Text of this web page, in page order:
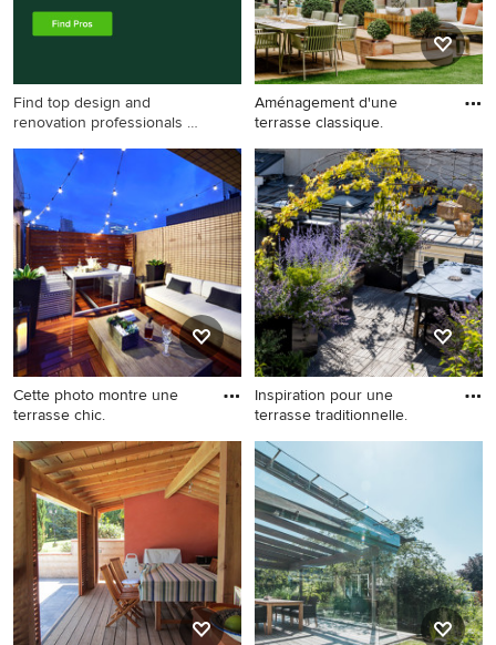
Find top design and
renovation professionals on
Aménagement d'une
terrasse classique.
Aménagement d'une terrasse
classique.
Cette photo montre une
terrasse chic.
Cette photo montre une
terrasse chic.
Inspiration pour une
terrasse traditionnelle.
Inspiration pour une terrasse
traditionnelle.